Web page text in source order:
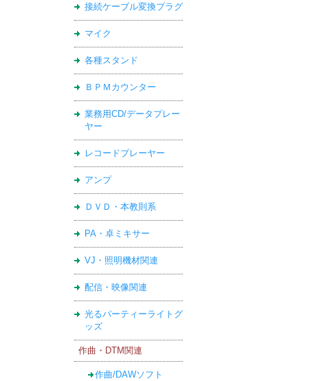
接続ケーブル変換プラグ
マイク
各種スタンド
ＢＰＭカウンター
業務用CD/データプレー
ヤー
レコードプレーヤー
アンプ
ＤＶＤ・本教則系
PA・卓ミキサー
VJ・照明機材関連
配信・映像関連
光るパーティーライトグ
ッズ
作曲・DTM関連
作曲/DAWソフト